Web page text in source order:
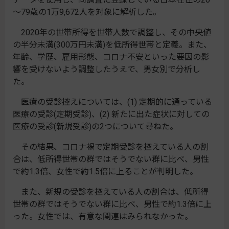
～79歳の1万9,672人を対象に解析した。
2020年の世帯所得を世帯人数で調整し、その中央値
の半分未満(300万円未満)を低所得世帯と定義。また、
年齢、学歴、雇用形態、コロナ不安といった要因の影
響を受けないよう調整したうえで、男女別で分析し
た。
医療の受診控えについては、(1) 定期的に通っている
医療の受診(定期受診)、(2) 新たに出た症状に対しての
医療の受診(新規受診)の2つについて尋ねた。
その結果、コロナ禍で定期受診を控えている人の割
合は、低所得世帯の群ではそうでない群に比べ、男性
で約1.3倍、女性で約1.5倍に上ることが判明した。
また、新規の受診を控えている人の割合は、低所得
世帯の群ではそうでない群に比べ、男性で約1.3倍に上
った。女性では、有意な関連はみられなかった。